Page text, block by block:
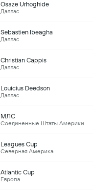
Osaze Urhoghide
Даллас
Sebastien Ibeagha
Даллас
Christian Cappis
Даллас
Louicius Deedson
Даллас
МЛС
Соединенные Штаты Америки
Leagues Cup
Северная Америка
Atlantic Cup
Европа